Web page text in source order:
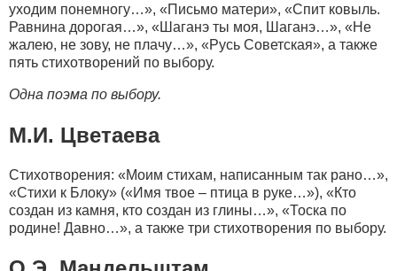
уходим понемногу…», «Письмо матери», «Спит ковыль.
Равнина дорогая…», «Шаганэ ты моя, Шаганэ…», «Не
жалею, не зову, не плачу…», «Русь Советская», а также
пять стихотворений по выбору.
Одна поэма по выбору.
М.И. Цветаева
Стихотворения: «Моим стихам, написанным так рано…»,
«Стихи к Блоку» («Имя твое – птица в руке…»), «Кто
создан из камня, кто создан из глины…», «Тоска по
родине! Давно…», а также три стихотворения по выбору.